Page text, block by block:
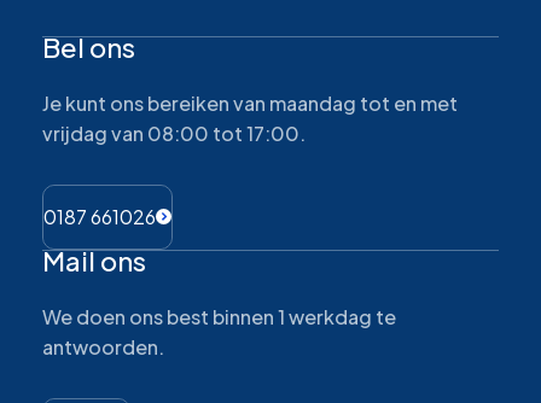
Bel ons
Je kunt ons bereiken van maandag tot en met
vrijdag van 08:00 tot 17:00.
0187 661026
Mail ons
We doen ons best binnen 1 werkdag te
antwoorden.